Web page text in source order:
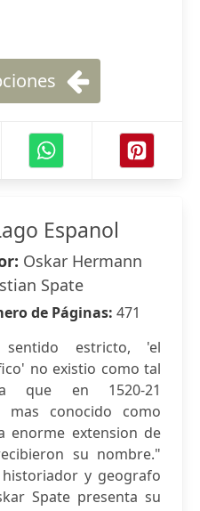
Espanol
Oskar Hermann
Spate
de Páginas: 471
sentido estricto, 'el
no existio como tal
que en 1520-21
mas conocido como
enorme extension de
su nombre."
y geografo
Spate presenta su